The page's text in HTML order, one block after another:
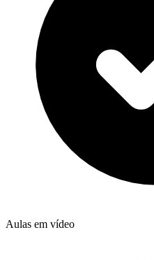
Aulas em vídeo